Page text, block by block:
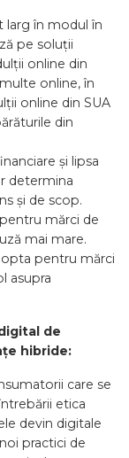
larg în modul în
pe soluții
online din
online, în
online din SUA
din
și lipsa
determina
și de scop.
mărci de
mai mare.
pentru mărci
asupra
de
hibride:
care se
etica
devin digitale
practici de